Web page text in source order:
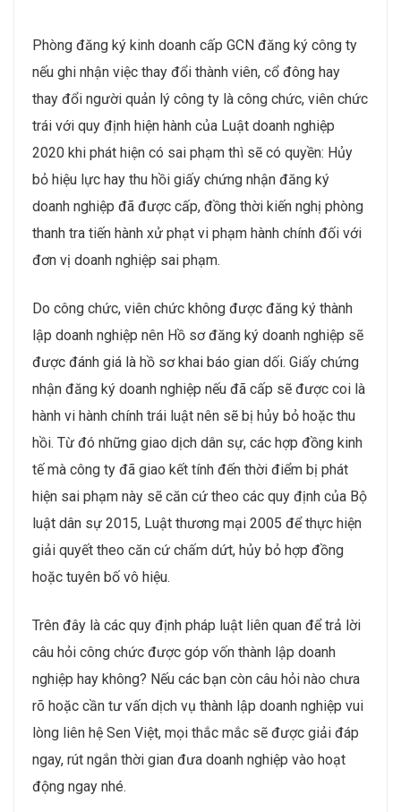
Phòng đăng ký kinh doanh cấp GCN đăng ký công ty
nếu ghi nhận việc thay đổi thành viên, cổ đông hay
thay đổi người quản lý công ty là công chức, viên chức
trái với quy định hiện hành của Luật doanh nghiệp
2020 khi phát hiện có sai phạm thì sẽ có quyền: Hủy
bỏ hiệu lực hay thu hồi giấy chứng nhận đăng ký
doanh nghiệp đã được cấp, đồng thời kiến nghị phòng
thanh tra tiến hành xử phạt vi phạm hành chính đối với
đơn vị doanh nghiệp sai phạm.
Do công chức, viên chức không được đăng ký thành
lập doanh nghiệp nên Hồ sơ đăng ký doanh nghiệp sẽ
được đánh giá là hồ sơ khai báo gian dối. Giấy chứng
nhận đăng ký doanh nghiệp nếu đã cấp sẽ được coi là
hành vi hành chính trái luật nên sẽ bị hủy bỏ hoặc thu
hồi. Từ đó những giao dịch dân sự, các hợp đồng kinh
tế mà công ty đã giao kết tính đến thời điểm bị phát
hiện sai phạm này sẽ căn cứ theo các quy định của Bộ
luật dân sự 2015, Luật thương mại 2005 để thực hiện
giải quyết theo căn cứ chấm dứt, hủy bỏ hợp đồng
hoặc tuyên bố vô hiệu.
Trên đây là các quy định pháp luật liên quan để trả lời
câu hỏi công chức được góp vốn thành lập doanh
nghiệp hay không? Nếu các bạn còn câu hỏi nào chưa
rõ hoặc cần tư vấn dịch vụ thành lập doanh nghiệp vui
lòng liên hệ Sen Việt, mọi thắc mắc sẽ được giải đáp
ngay, rút ngắn thời gian đưa doanh nghiệp vào hoạt
động ngay nhé.